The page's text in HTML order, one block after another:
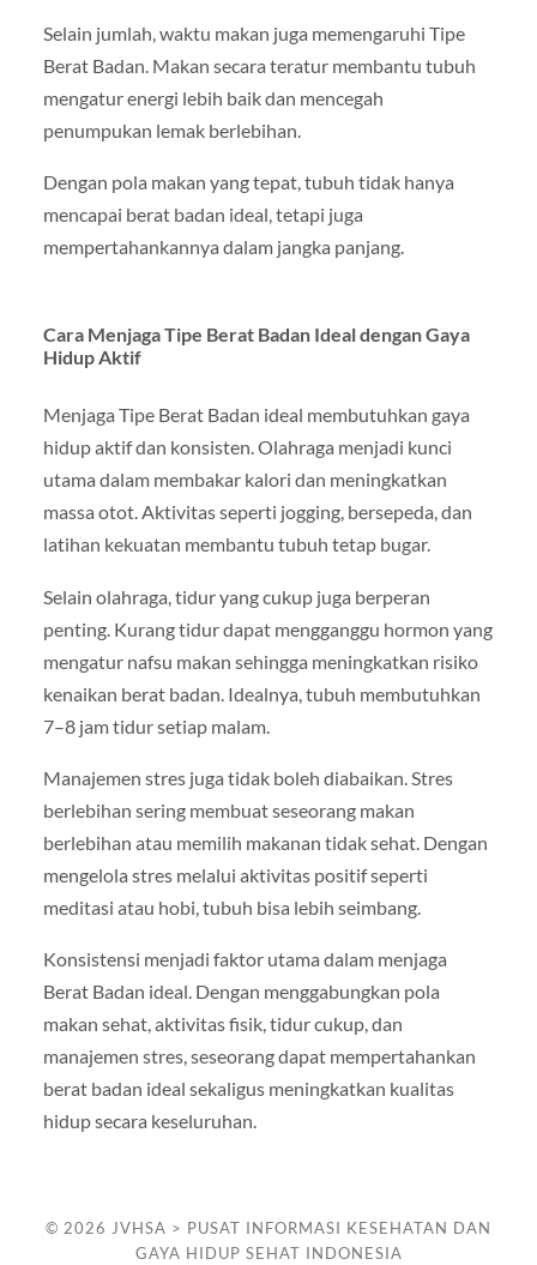
Selain jumlah, waktu makan juga memengaruhi Tipe
Berat Badan. Makan secara teratur membantu tubuh
mengatur energi lebih baik dan mencegah
penumpukan lemak berlebihan.
Dengan pola makan yang tepat, tubuh tidak hanya
mencapai berat badan ideal, tetapi juga
mempertahankannya dalam jangka panjang.
Cara Menjaga Tipe Berat Badan Ideal dengan Gaya
Hidup Aktif
Menjaga Tipe Berat Badan ideal membutuhkan gaya
hidup aktif dan konsisten. Olahraga menjadi kunci
utama dalam membakar kalori dan meningkatkan
massa otot. Aktivitas seperti jogging, bersepeda, dan
latihan kekuatan membantu tubuh tetap bugar.
Selain olahraga, tidur yang cukup juga berperan
penting. Kurang tidur dapat mengganggu hormon yang
mengatur nafsu makan sehingga meningkatkan risiko
kenaikan berat badan. Idealnya, tubuh membutuhkan
7–8 jam tidur setiap malam.
Manajemen stres juga tidak boleh diabaikan. Stres
berlebihan sering membuat seseorang makan
berlebihan atau memilih makanan tidak sehat. Dengan
mengelola stres melalui aktivitas positif seperti
meditasi atau hobi, tubuh bisa lebih seimbang.
Konsistensi menjadi faktor utama dalam menjaga
Berat Badan ideal. Dengan menggabungkan pola
makan sehat, aktivitas fisik, tidur cukup, dan
manajemen stres, seseorang dapat mempertahankan
berat badan ideal sekaligus meningkatkan kualitas
hidup secara keseluruhan.
© 2026 JVHSA > PUSAT INFORMASI KESEHATAN DAN
GAYA HIDUP SEHAT INDONESIA